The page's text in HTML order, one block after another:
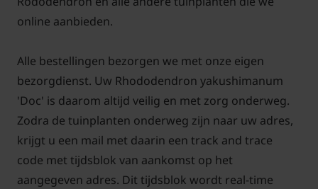
online aanbieden.
Alle bestellingen bezorgen we met onze eigen
bezorgdienst. Uw Rhododendron yakushimanum
'Doc' is daarom altijd veilig en met zorg onderweg.
Zodra de tuinplanten onderweg zijn naar uw adres,
krijgt u een mail met daarin een track and trace
code met tijdsblok van aankomst op het
aangegeven adres. Dit tijdsblok wordt real-time